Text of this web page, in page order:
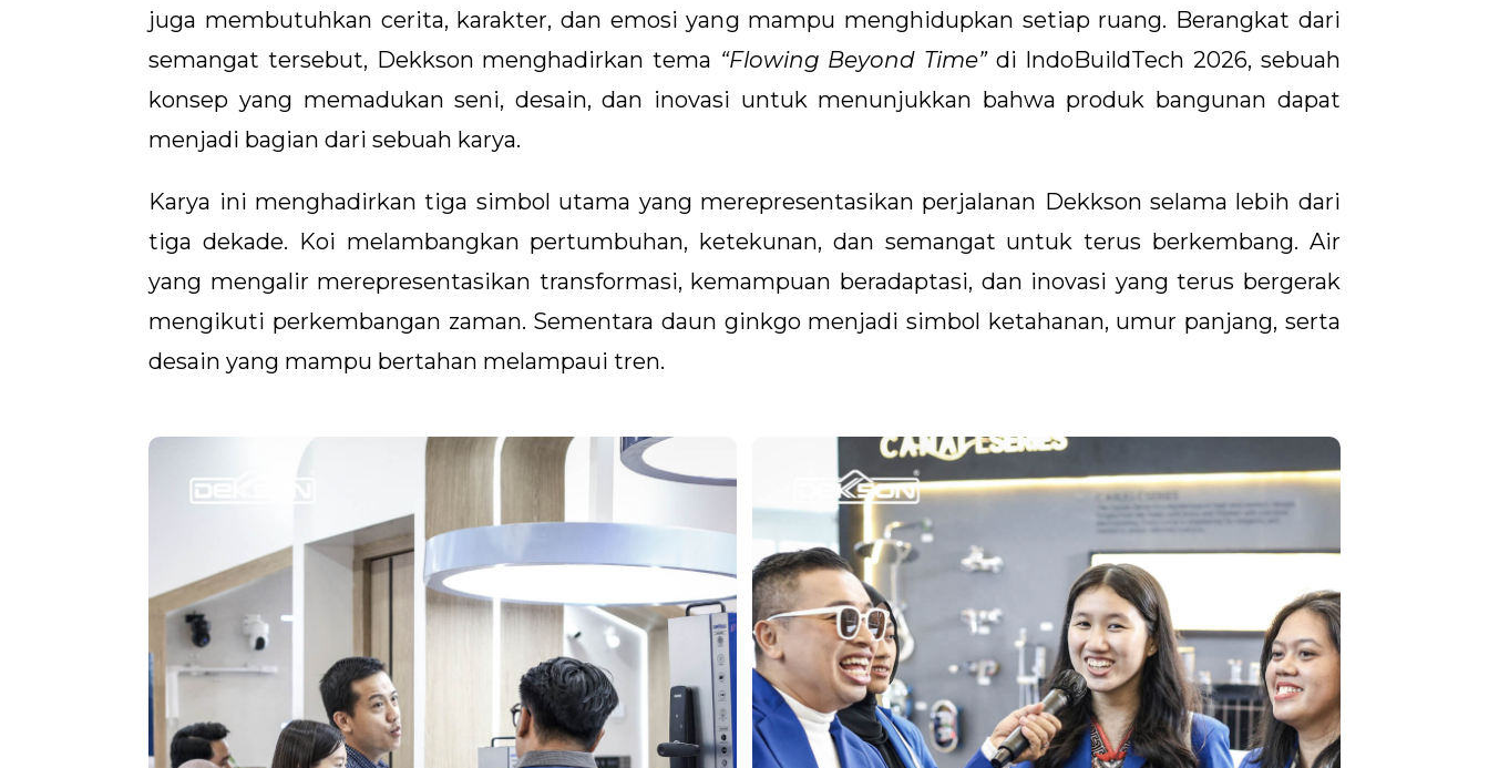
juga membutuhkan cerita, karakter, dan emosi yang mampu menghidupkan setiap ruang. Berangkat dari
semangat tersebut, Dekkson menghadirkan tema “Flowing Beyond Time”di IndoBuildTech 2026, sebuah
konsep yang memadukan seni, desain, dan inovasi untuk menunjukkan bahwa produk bangunan dapat
menjadi bagian dari sebuah karya.
Karya ini menghadirkan tiga simbol utama yang merepresentasikan perjalanan Dekkson selama lebih dari
tiga dekade. Koi melambangkan pertumbuhan, ketekunan, dan semangat untuk terus berkembang. Air
yang mengalir merepresentasikan transformasi, kemampuan beradaptasi, dan inovasi yang terus bergerak
mengikuti perkembangan zaman. Sementara daun ginkgo menjadi simbol ketahanan, umur panjang, serta
desain yang mampu bertahan melampaui tren.